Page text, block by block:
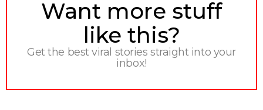
NEWSLETTER
Want more stuff
like this?
Get the best viral stories straight into your
inbox!